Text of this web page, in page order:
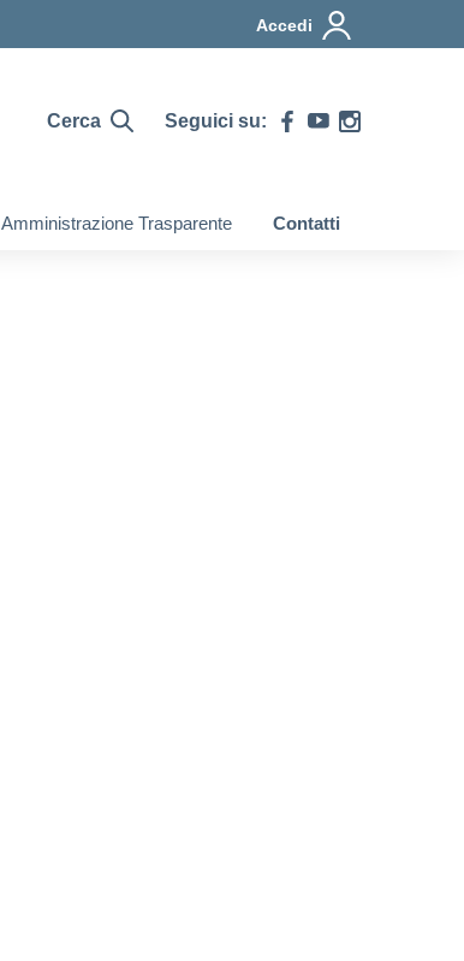
Accedi
Cerca Seguici su:
Amministrazione Trasparente Contatti